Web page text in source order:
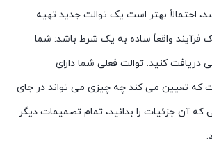
احتمالاً بهتر است یک توالت جدید تهیه
فرآیند واقعاً ساده به یک شرط باشد: شما
کنید. توالت فعلی شما دارای
تعیین می کند چه چیزی می تواند در جای
که آن جزئیات را بدانید، تمام تصمیمات دیگر